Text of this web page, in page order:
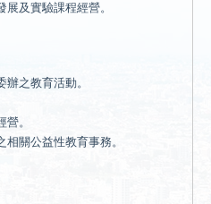
及實驗課程經營。
之教育活動。
。
關公益性教育事務。